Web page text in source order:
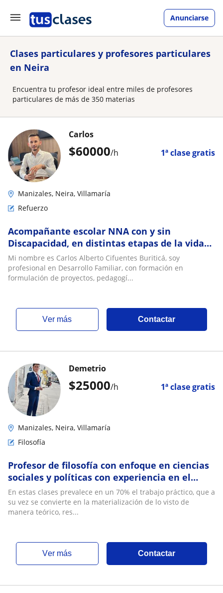
Anunciarse
Clases particulares y profesores particulares
en Neira
Encuentra tu profesor ideal entre miles de profesores
particulares de más de 350 materias
$60000/h 1ª clase gratis
Carlos
Manizales, Neira, Villamaría
Refuerzo
Acompañante escolar NNA con y sin
Discapacidad, en distintas etapas de la vida
presencial y virtual
Mi nombre es Carlos Alberto Cifuentes Buriticá, soy
profesional en Desarrollo Familiar, con formación en
formulación de proyectos, pedagogí...
ver más Contactar
$25000/h 1ª clase gratis
Demetrio
Manizales, Neira, Villamaría
Filosofía
Profesor de filosofía con enfoque en ciencias
sociales y políticas con experiencia en el
trabajo social y comunitar
En estas clases prevalece en un 70% el trabajo práctico, que a
su vez se convierte en la materialización de lo visto de
manera teórico, res...
ver más Contactar